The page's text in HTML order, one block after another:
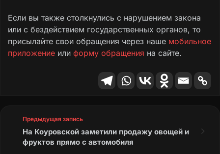
Если вы также столкнулись с нарушением закона
или с бездействием государственных органов, то
присылайте свои обращения через наше мобильное
приложение или форму обращения на сайте.
Предыдущая запись
На Коуровской заметили продажу овощей и
фруктов прямо с автомобиля